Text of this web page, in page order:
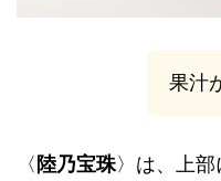
果汁
〈陸乃宝珠〉は、上